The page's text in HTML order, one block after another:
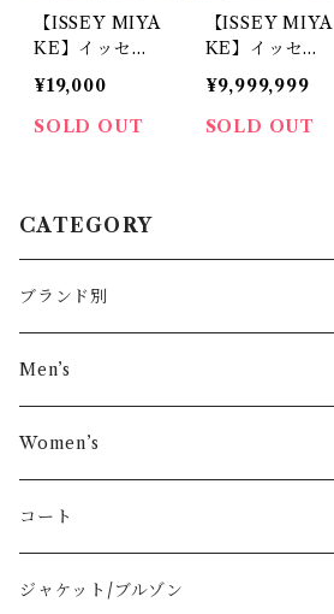
【ISSEY MIYA
KE】イッセイ
ミヤケ“Archiv
e” “HAI SPOR
TING GEAR”
ケット
¥19,000
SOLD OUT
【ISSEY MIYA
KE】イッセイ
ミヤケ "HOM
ME PLISSE"
ショルダーバッ
¥9,999,999
SOLD OUT
CATEGORY
ブランド別
その他ブランド
COMME des GARÇONS
Vivienne Westwood
BURBERRY
Men’s
Women’s
コート
ジャケット/ブルゾン